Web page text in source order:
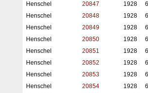
Henschel
20847 1928
Henschel
20848 1928
Henschel
20849 1928
Henschel
20850 1928
Henschel
20851 1928
Henschel
20852 1928
Henschel
20853 1928
Henschel
20854 1928